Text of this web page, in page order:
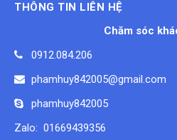
THÔNG TIN LIÊN HỆ
Chăm sóc
0912.084.206
phamhuy842005@gmail.com
phamhuy842005
Zalo: 01669439356